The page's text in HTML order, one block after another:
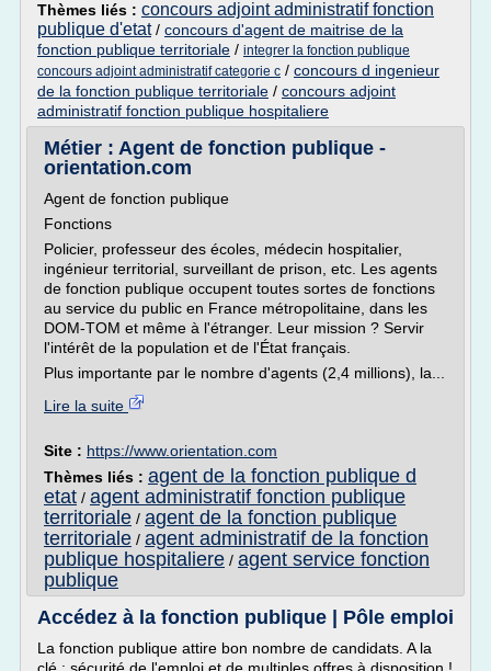
Thèmes liés : concours adjoint administratif fonction
publique d'etat/ concours d'agent de maitrise de la
fonction publique territoriale / integrer la fonction publique
concours adjoint administratif categorie c / concours d ingenieur
de la fonction publique territoriale / concours adjoint
administratif fonction publique hospitaliere
Métier : Agent de fonction publique -
orientation.com
Agent de fonction publique
Fonctions
Policier, professeur des écoles, médecin hospitalier,
ingénieur territorial, surveillant de prison, etc. Les agents
de fonction publique occupent toutes sortes de fonctions
au service du public en France métropolitaine, dans les
DOM-TOM et même à l'étranger. Leur mission ? Servir
l'intérêt de la population et de l'État français.
Plus importante par le nombre d'agents (2,4 millions), la...
Lire la suite
Site : https://www.orientation.com
Thèmes liés : agent de la fonction publique d
etat / agent administratif fonction publique
territoriale / agent de la fonction publique
territoriale / agent administratif de la fonction
publique hospitaliere / agent service fonction
publique
Accédez à la fonction publique | Pôle emploi
La fonction publique attire bon nombre de candidats. A la